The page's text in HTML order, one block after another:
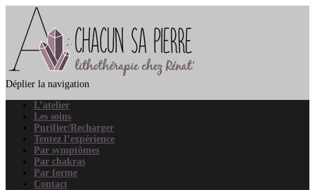
Déplier la navigation
L’atelier
Les soins
Purifier/Recharger
Tentez l’expérience
Par symptômes
Par chakras
Par forme
Contact